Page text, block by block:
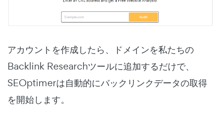
アカウントを作成したら、ドメインを私たちの
Backlink Researchツールに追加するだけで、
SEOptimerは自動的にバックリンクデータの取得
を開始します。